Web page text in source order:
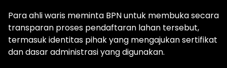
Para ahli waris meminta BPN untuk membuka secara
transparan proses pendaftaran lahan tersebut,
termasuk identitas pihak yang mengajukan sertifikat
dan dasar administrasi yang digunakan.